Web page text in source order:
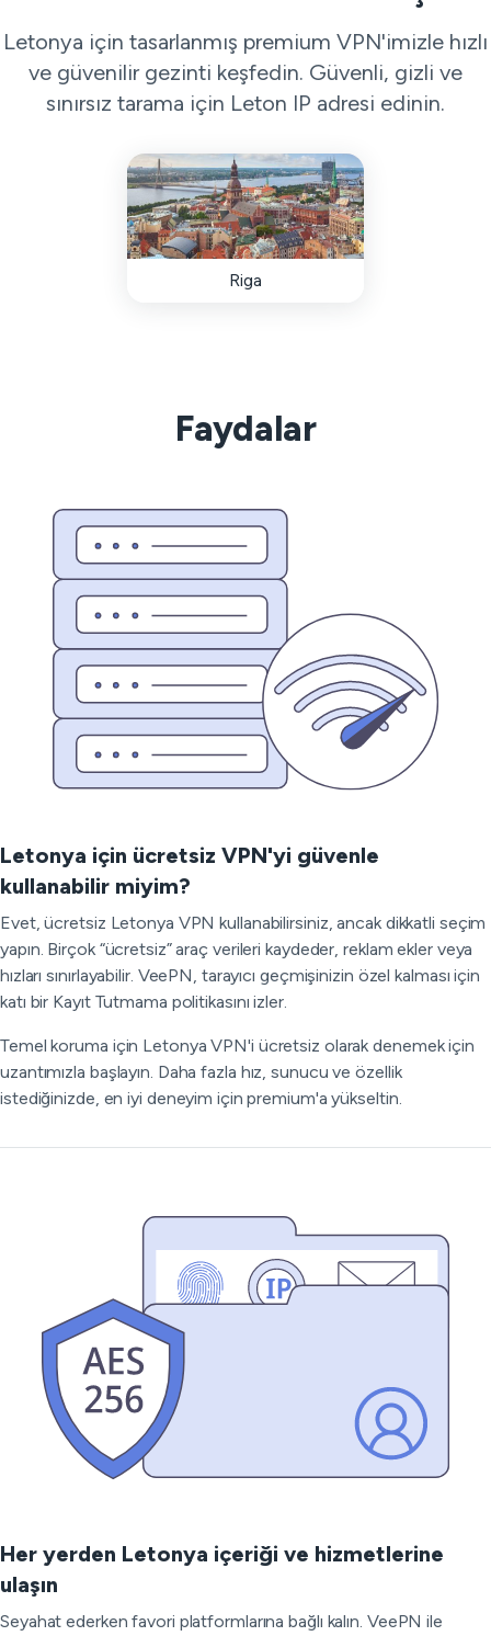
Letonya için tasarlanmış premium VPN'imizle hızlı
ve güvenilir gezinti keşfedin. Güvenli, gizli ve
sınırsız tarama için Leton IP adresi edinin.
Riga
Faydalar
Letonya için ücretsiz VPN'yi güvenle
kullanabilir miyim?
Evet, ücretsiz Letonya VPN kullanabilirsiniz, ancak dikkatli seçim
yapın. Birçok “ücretsiz” araç verileri kaydeder, reklam ekler veya
hızları sınırlayabilir. VeePN, tarayıcı geçmişinizin özel kalması için
katı bir Kayıt Tutmama politikasını izler.
Temel koruma için Letonya VPN'i ücretsiz olarak denemek için
uzantımızla başlayın. Daha fazla hız, sunucu ve özellik
istediğinizde, en iyi deneyim için premium'a yükseltin.
Her yerden Letonya içeriği ve hizmetlerine
ulaşın
Seyahat ederken favori platformlarına bağlı kalın. VeePN ile